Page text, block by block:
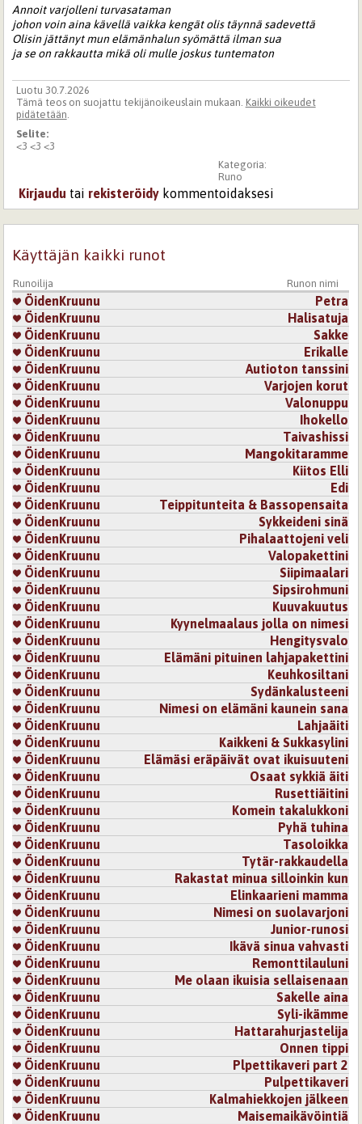
Annoit varjolleni turvasataman
johon voin aina kävellä vaikka kengät olis täynnä sadevettä
Olisin jättänyt mun elämänhalun syömättä ilman sua
ja se on rakkautta mikä oli mulle joskus tuntematon
Luotu 30.7.2026
Tämä teos on suojattu tekijänoikeuslain mukaan. Kaikki oikeudet
pidätetään.
Selite:
<3 <3 <3
Kategoria:
Runo
Kirjaudu tai rekisteröidy kommentoidaksesi
Käyttäjän kaikki runot
Runoilija Runon nimi
ÖidenKruunu
Petra
ÖidenKruunu
Halisatuja
ÖidenKruunu
Sakke
ÖidenKruunu
Erikalle
ÖidenKruunu
Autioton tanssini
ÖidenKruunu
Varjojen korut
ÖidenKruunu
Valonuppu
ÖidenKruunu
Ihokello
ÖidenKruunu
Taivashissi
ÖidenKruunu
Mangokitaramme
ÖidenKruunu
Kiitos Elli
ÖidenKruunu
Edi
ÖidenKruunu
Teippitunteita & Bassopensaita
ÖidenKruunu
Sykkeideni sinä
ÖidenKruunu
Pihalaattojeni veli
ÖidenKruunu
Valopakettini
ÖidenKruunu
Siipimaalari
ÖidenKruunu
Sipsirohmuni
ÖidenKruunu
Kuuvakuutus
ÖidenKruunu
Kyynelmaalaus jolla on nimesi
ÖidenKruunu
Hengitysvalo
ÖidenKruunu
Elämäni pituinen lahjapakettini
ÖidenKruunu
Keuhkosiltani
ÖidenKruunu
Sydänkalusteeni
ÖidenKruunu
Nimesi on elämäni kaunein sana
ÖidenKruunu
Lahjaäiti
ÖidenKruunu
Kaikkeni & Sukkasylini
ÖidenKruunu
Elämäsi eräpäivät ovat ikuisuuteni
ÖidenKruunu
Osaat sykkiä äiti
ÖidenKruunu
Rusettiäitini
ÖidenKruunu
Komein takalukkoni
ÖidenKruunu
Pyhä tuhina
ÖidenKruunu
Tasoloikka
ÖidenKruunu
Tytär-rakkaudella
ÖidenKruunu
Rakastat minua silloinkin kun
ÖidenKruunu
Elinkaarieni mamma
ÖidenKruunu
Nimesi on suolavarjoni
ÖidenKruunu
Junior-runosi
ÖidenKruunu
Ikävä sinua vahvasti
ÖidenKruunu
Remonttilauluni
ÖidenKruunu
Me olaan ikuisia sellaisenaan
ÖidenKruunu
Sakelle aina
ÖidenKruunu
Syli-ikämme
ÖidenKruunu
Hattarahurjastelija
ÖidenKruunu
Onnen tippi
ÖidenKruunu
Plpettikaveri part 2
ÖidenKruunu
Pulpettikaveri
ÖidenKruunu
Kalmahiekkojen jälkeen
ÖidenKruunu
Maisemaikävöintiä